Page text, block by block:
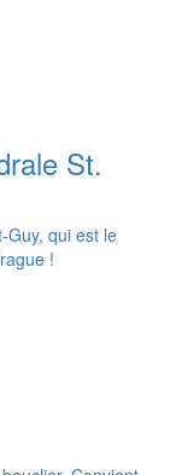
St.
Guy, qui est le
!